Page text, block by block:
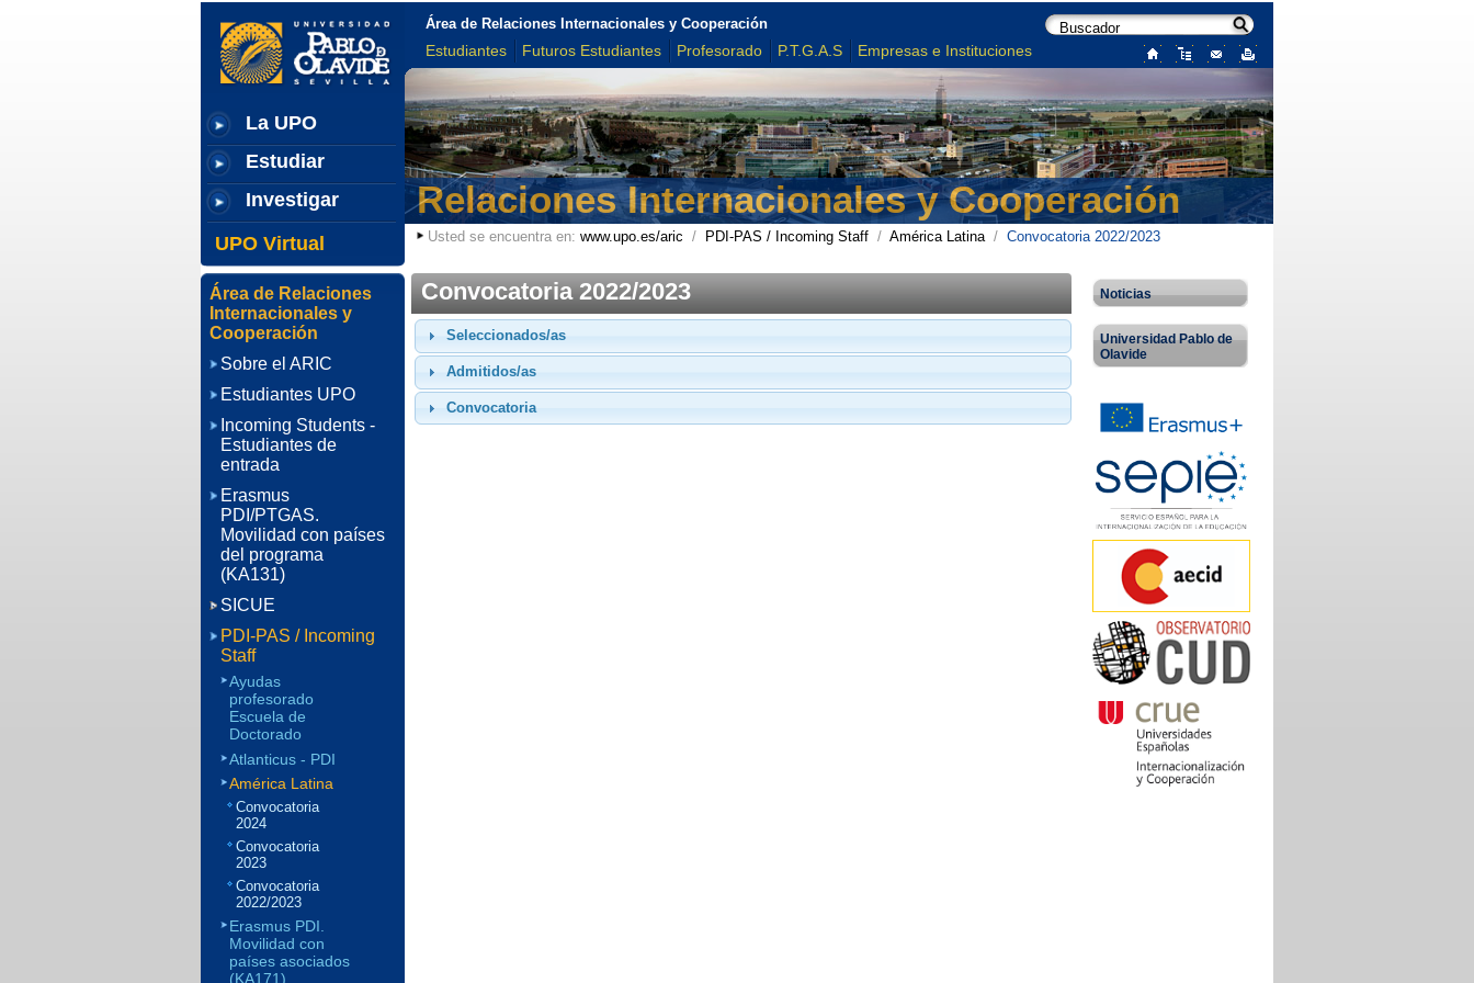
La UPO
Estudiar
Investigar
UPO Virtual
Área de Relaciones Internacionales y Cooperación
Estudiantes Futuros Estudiantes Profesorado P.T.G.A.S Empresas e Instituciones
Relaciones Internacionales y Cooperación
Usted se encuentra en: www.upo.es/aric / PDI-PAS / Incoming Staff/ América Latina/ Convocatoria 2022/2023
Convocatoria 2022/2023
Seleccionados/as
Admitidos/as
Convocatoria
Área de Relaciones
Internacionales y
Cooperación
Sobre el ARIC
Estudiantes UPO
Incoming Students -
Estudiantes de
entrada
Erasmus
PDI/PTGAS.
Movilidad con países
del programa
(KA131)
SICUE
PDI-PAS / Incoming
Staff
Ayudas
profesorado
Escuela de
Doctorado
Atlanticus - PDI
América Latina
Convocatoria
2024
Convocatoria
2023
Convocatoria
2022/2023
Erasmus PDI.
Movilidad con
países asociados
(KA171)
Noticias
Universidad Pablo de
Olavide